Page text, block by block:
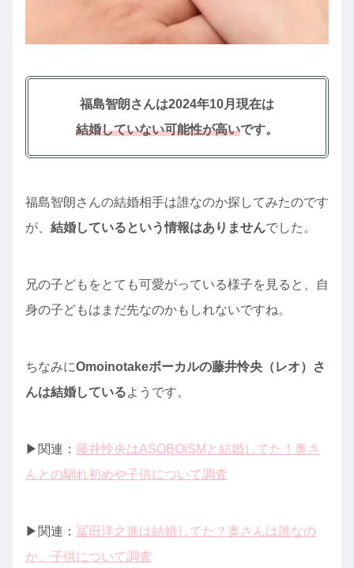
福島智朗さんは2024年10月現在は
結婚していない可能性が高いです。
福島智朗さんの結婚相手は誰なのか探してみたのです
が、 結婚しているという情報はありませんでした。
兄の子どもをとても可愛がっている様子を見ると、自
身の子どもはまだ先なのかもしれないですね。
ちなみにOmoinotakeボーカルの藤井怜央（レオ）さ
んは結婚しているようです。
▶︎関連： 藤井怜央はASOBOiSMと結婚してた！奥さ
んとの馴れ初めや子供について調査
▶︎関連： 冨田洋之進は結婚してた？奥さんは誰なの
か、子供について調査